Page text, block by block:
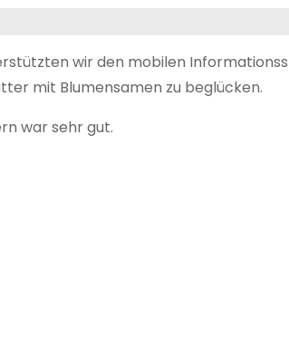
wir den mobilen
mit Blumensamen zu beglücken.
war sehr gut.